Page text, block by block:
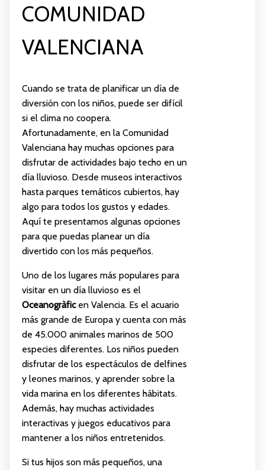
COMUNIDAD
VALENCIANA
Cuando se trata de planificar un día de
diversión con los niños, puede ser difícil
si el clima no coopera.
Afortunadamente, en la Comunidad
Valenciana hay muchas opciones para
disfrutar de actividades bajo techo en un
día lluvioso. Desde museos interactivos
hasta parques temáticos cubiertos, hay
algo para todos los gustos y edades.
Aquí te presentamos algunas opciones
para que puedas planear un día
divertido con los más pequeños.
Uno de los lugares más populares para
visitar en un día lluvioso es el
Oceanogràficen Valencia. Es el acuario
más grande de Europa y cuenta con más
de 45.000 animales marinos de 500
especies diferentes. Los niños pueden
disfrutar de los espectáculos de delfines
y leones marinos, y aprender sobre la
vida marina en los diferentes hábitats.
Además, hay muchas actividades
interactivas y juegos educativos para
mantener a los niños entretenidos.
Si tus hijos son más pequeños, una